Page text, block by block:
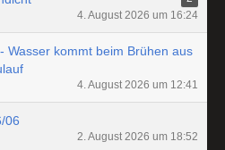
4. August 2026 um 16:24
Wasser kommt beim Brühen aus
4. August 2026 um 12:41
06
2. August 2026 um 18:52